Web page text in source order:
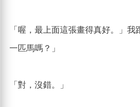
「喔，最上面這張畫得真好。」
一匹馬嗎？」
「對，沒錯。」